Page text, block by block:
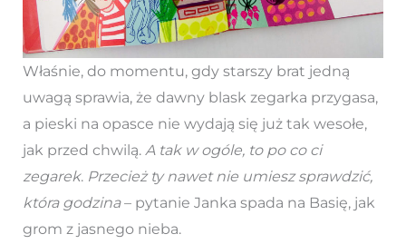
Właśnie, do momentu, gdy starszy brat jedną
uwagą sprawia, że dawny blask zegarka przygasa,
a pieski na opasce nie wydają się już tak wesołe,
jak przed chwilą. A tak w ogóle, to po co ci
zegarek. Przecież ty nawet nie umiesz sprawdzić,
która godzina– pytanie Janka spada na Basię, jak
grom z jasnego nieba.